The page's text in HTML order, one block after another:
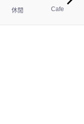
休閒 Cafe